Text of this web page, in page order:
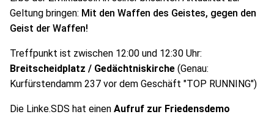
Geltung bringen: Mit den Waffen des Geistes, gegen den
Geist der Waffen!
Treffpunkt ist zwischen 12:00 und 12:30 Uhr:
Breitscheidplatz / Gedächtniskirche (Genau:
Kurfürstendamm 237 vor dem Geschäft "TOP RUNNING")
Die Linke.SDS hat einen Aufruf zur Friedensdemo